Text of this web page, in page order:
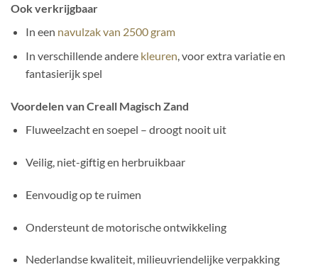
Ook verkrijgbaar
In een navulzak van 2500 gram
In verschillende andere kleuren , voor extra variatie en
fantasierijk spel
Voordelen van Creall Magisch Zand
Fluweelzacht en soepel – droogt nooit uit
Veilig, niet-giftig en herbruikbaar
Eenvoudig op te ruimen
Ondersteunt de motorische ontwikkeling
Nederlandse kwaliteit, milieuvriendelijke verpakking